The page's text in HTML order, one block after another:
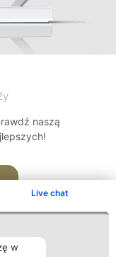
Live chat
w
naszą